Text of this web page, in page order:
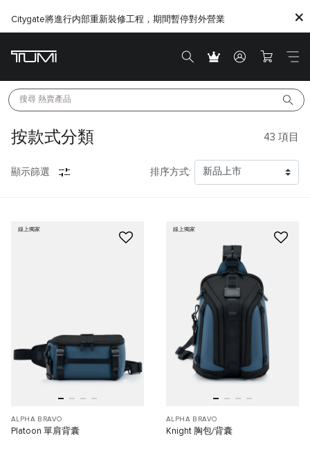
Citygate將進行内部重新裝修工程，期間暫停對外營業
搜尋 熱賣產品
按款式分類 43 項目
顯示篩選 排序方式:
線上獨家
ALPHA BRAVO
Platoon 單肩背囊
線上獨家
ALPHA BRAVO
Knight 胸包/背囊